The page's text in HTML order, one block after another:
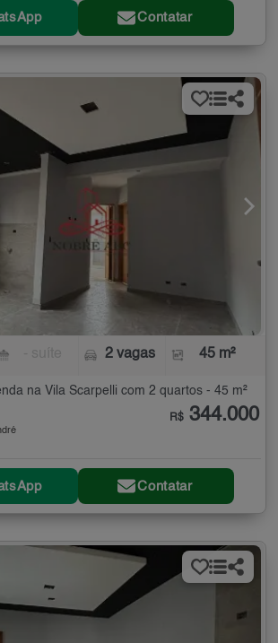
Contatar
2 vagas 45 m²
na Vila Scarpelli com 2 quartos - 45 m²
R$ 344.000
Contatar